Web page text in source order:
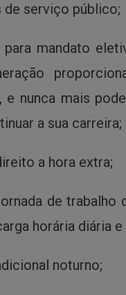
de serviço público;
mandato
e nunca mais
a sua carreira;
a hora extra;
de trabalho
horária diária e
noturno;